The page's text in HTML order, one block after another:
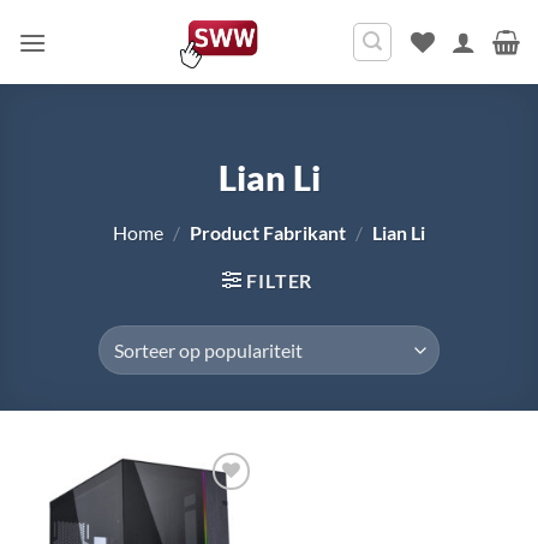
naar
Lian Li
Home / Product Fabrikant / Lian Li
FILTER